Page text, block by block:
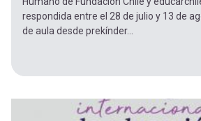
respondida entre el 28 de julio y 13 de
de aula desde prekínder...